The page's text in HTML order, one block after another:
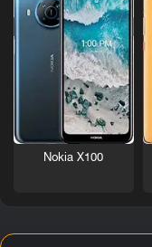
Nokia X100